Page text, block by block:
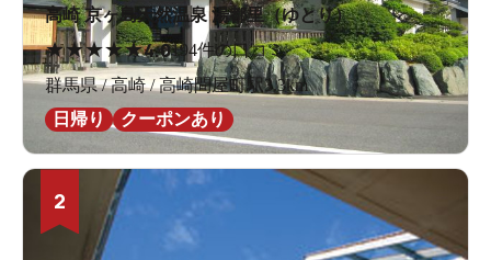
高崎 京ヶ島天然温泉 湯都里（ゆとり）
★★★★★4.0194件の口コミ
群馬県 / 高崎 / 高崎問屋町駅3.3km
日帰り
クーポンあり
2